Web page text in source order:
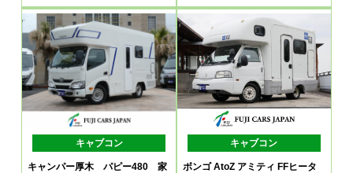
キャブコン
キャンパー厚木 パピー480 家
キャブコン
ボンゴ AtoZ アミティ FFヒータ